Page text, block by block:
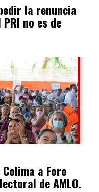
la renuncia
no es de
a Foro
de AMLO.